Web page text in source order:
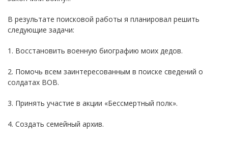
В результате поисковой работы я планировал решить
следующие задачи:
1. Восстановить военную биографию моих дедов.
2. Помочь всем заинтересованным в поиске сведений о
солдатах ВОВ.
3. Принять участие в акции «Бессмертный полк».
4. Создать семейный архив.